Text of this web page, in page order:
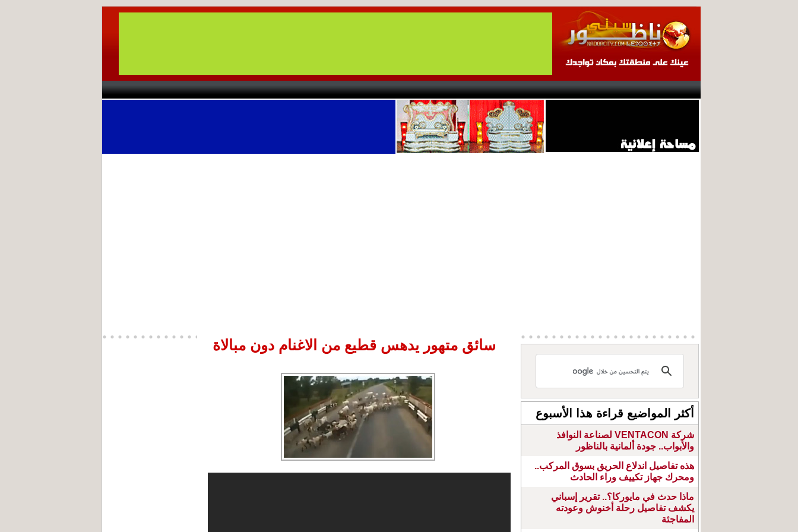
سائق متهور يدهس قطيع من الاغنام دون مبالاة
أكثر المواضيع قراءة هذا الأسبوع
شركة VENTACON لصناعة النوافذ
والأبواب.. جودة ألمانية بالناظور
هذه تفاصيل اندلاع الحريق بسوق المركب..
ومحرك جهاز تكييف وراء الحادث
ماذا حدث في مايوركا؟.. تقرير إسباني
يكشف تفاصيل رحلة أخنوش وعودته
المفاجئة